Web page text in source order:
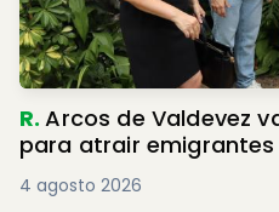
R.Arcos de Valdevez
para atrair
4 agosto 2026